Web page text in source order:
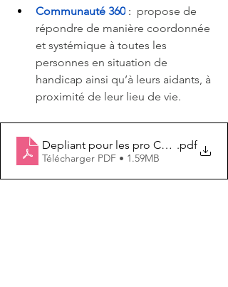
Communauté 360 : propose de
répondre de manière coordonnée
et systémique à toutes les
personnes en situation de
handicap ainsi qu’à leurs aidants, à
proximité de leur lieu de vie.
Depliant pour les pro C360.pdf
Télécharger PDF • 1.59MB